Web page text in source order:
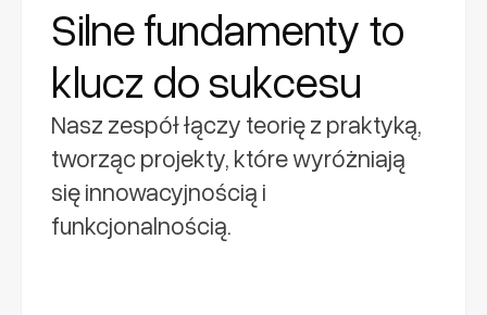
Silne fundamenty to
klucz do sukcesu
Nasz zespół łączy teorię z praktyką,
tworząc projekty, które wyróżniają
się innowacyjnością i
funkcjonalnością.